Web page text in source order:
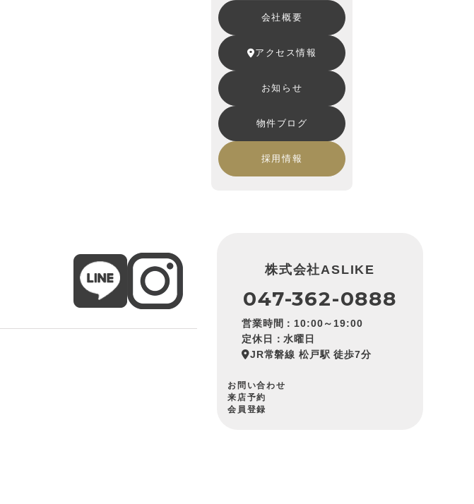
会社概要
アクセス情報
お知らせ
物件ブログ
採用情報
株式会社ASLIKE
047-362-0888
営業時間：10:00～19:00
定休日：水曜日
JR常磐線 松戸駅 徒歩7分
お問い合わせ
来店予約
会員登録